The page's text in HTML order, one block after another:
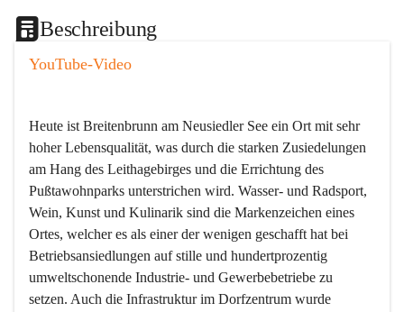
Beschreibung
YouTube-Video
Heute ist Breitenbrunn am Neusiedler See ein Ort mit sehr
hoher Lebensqualität, was durch die starken Zusiedelungen
am Hang des Leithagebirges und die Errichtung des
Pußtawohnparks unterstrichen wird. Wasser- und Radsport,
Wein, Kunst und Kulinarik sind die Markenzeichen eines
Ortes, welcher es als einer der wenigen geschafft hat bei
Betriebsansiedlungen auf stille und hundertprozentig
umweltschonende Industrie- und Gewerbebetriebe zu
setzen. Auch die Infrastruktur im Dorfzentrum wurde